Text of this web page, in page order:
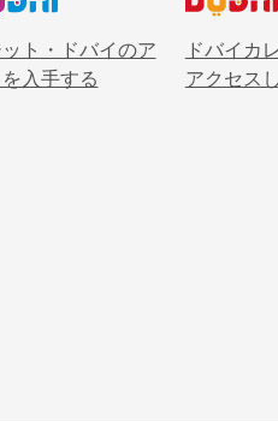
ト・ドバイのア
入手する
ドバイカ
アクセス